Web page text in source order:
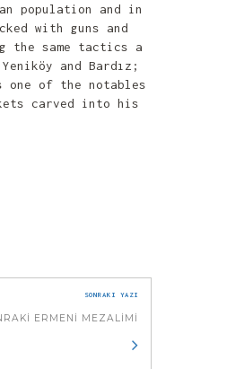
population and in
with guns and
the same tactics a
and Bardız;
one of the notables
carved into his
SONRAKI YAZI
ERMENI MEZALIMI